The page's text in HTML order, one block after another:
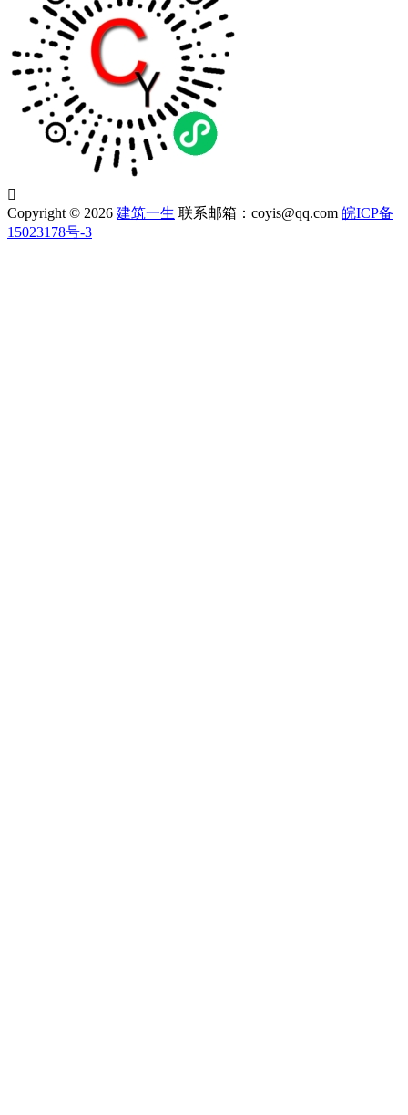

Copyright © 2026 建筑一生 联系邮箱：coyis@qq.com 皖ICP备
15023178号-3